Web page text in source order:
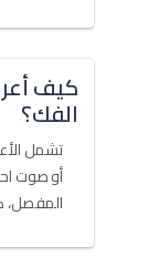
كيف
الفك؟
تشمل
أو صوت
المفصل،